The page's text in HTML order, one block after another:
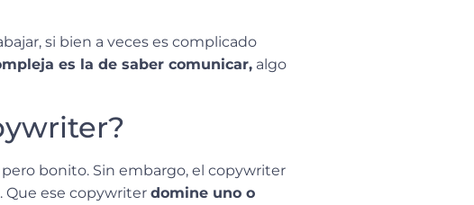
si bien a veces es complicado
es la de saber comunicar, algo
bonito. Sin embargo, el copywriter
Que ese copywriter domine uno o